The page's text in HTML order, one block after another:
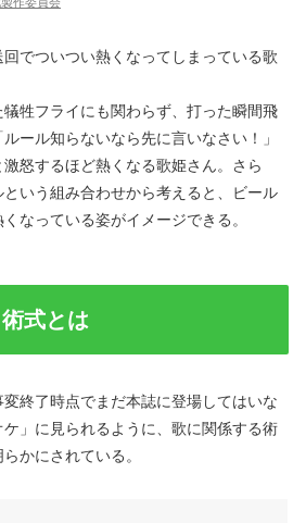
でついつい熱くなってしまっている歌
牲フライにも関わらず、打った瞬間飛
ール知らないなら先に言いなさい！」
激怒するほど熱くなる歌姫さん。さら
いう組み合わせから考えると、ビール
なっている姿がイメージできる。
式とは
終了時点でまだ本誌に登場してはいな
」に見られるように、歌に関係する術
かにされている。